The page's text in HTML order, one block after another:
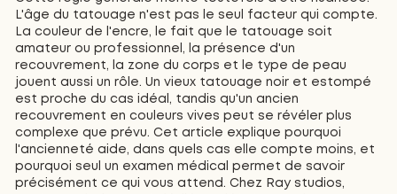
L'âge du tatouage n'est pas le seul facteur qui compte.
La couleur de l'encre, le fait que le tatouage soit
amateur ou professionnel, la présence d'un
recouvrement, la zone du corps et le type de peau
jouent aussi un rôle. Un vieux tatouage noir et estompé
est proche du cas idéal, tandis qu'un ancien
recouvrement en couleurs vives peut se révéler plus
complexe que prévu. Cet article explique pourquoi
l'ancienneté aide, dans quels cas elle compte moins, et
pourquoi seul un examen médical permet de savoir
précisément ce qui vous attend. Chez Ray studios,